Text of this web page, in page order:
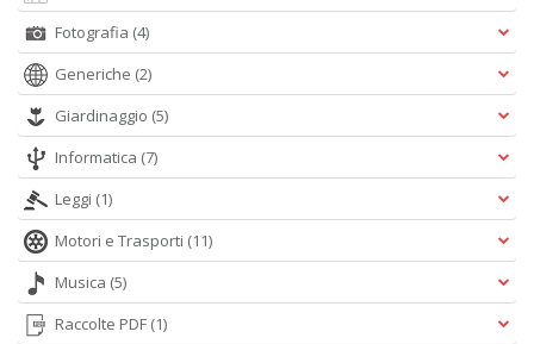
Fotografia (4)
Generiche (2)
Giardinaggio (5)
Informatica (7)
Leggi (1)
Motori e Trasporti (11)
Musica (5)
Raccolte PDF (1)